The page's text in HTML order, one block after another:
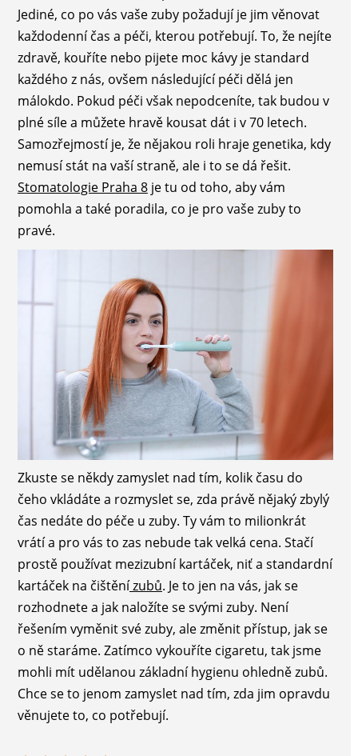
Jediné, co po vás vaše zuby požadují je jim věnovat
každodenní čas a péči, kterou potřebují. To, že nejíte
zdravě, kouříte nebo pijete moc kávy je standard
každého z nás, ovšem následující péči dělá jen
málokdo. Pokud péči však nepodceníte, tak budou v
plné síle a můžete hravě kousat dát i v 70 letech.
Samozřejmostí je, že nějakou roli hraje genetika, kdy
nemusí stát na vaší straně, ale i to se dá řešit.
Stomatologie Praha 8je tu od toho, aby vám
pomohla a také poradila, co je pro vaše zuby to
pravé.
Zkuste se někdy zamyslet nad tím, kolik času do
čeho vkládáte a rozmyslet se, zda právě nějaký zbylý
čas nedáte do péče u zuby. Ty vám to milionkrát
vrátí a pro vás to zas nebude tak velká cena. Stačí
prostě používat mezizubní kartáček, niť a standardní
kartáček na čištěnízubů. Je to jen na vás, jak se
rozhodnete a jak naložíte se svými zuby. Není
řešením vyměnit své zuby, ale změnit přístup, jak se
o ně staráme. Zatímco vykouříte cigaretu, tak jsme
mohli mít udělanou základní hygienu ohledně zubů.
Chce se to jenom zamyslet nad tím, zda jim opravdu
věnujete to, co potřebují.